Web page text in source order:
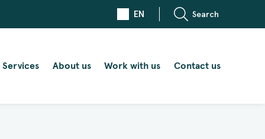
EN Search
Services About us Work with us Contact us